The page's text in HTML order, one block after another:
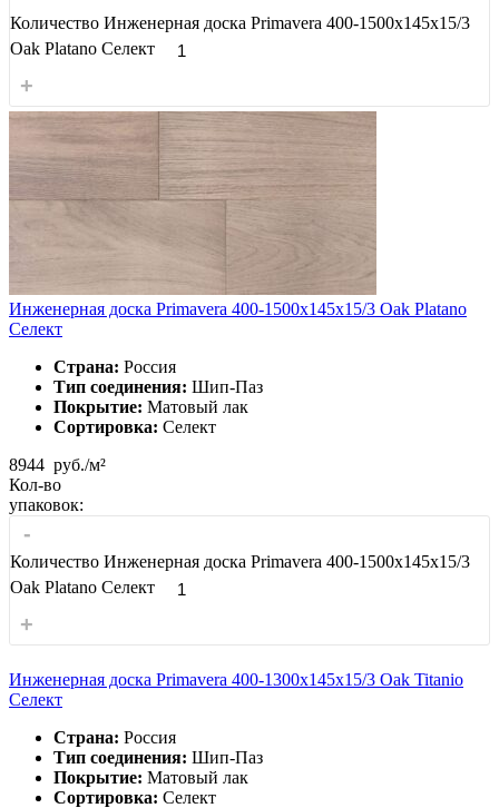
Количество Инженерная доска Primavera 400-1500х145х15/3
Oak Platano Селект
+
Инженерная доска Primavera 400-1500х145х15/3 Oak Platano
Селект
Страна: Россия
Тип соединения: Шип-Паз
Покрытие: Матовый лак
Сортировка: Селект
8944 руб./м²
Кол-во
упаковок:
-
Количество Инженерная доска Primavera 400-1500х145х15/3
Oak Platano Селект
+
Инженерная доска Primavera 400-1300х145х15/3 Oak Titanio
Селект
Страна: Россия
Тип соединения: Шип-Паз
Покрытие: Матовый лак
Сортировка: Селект